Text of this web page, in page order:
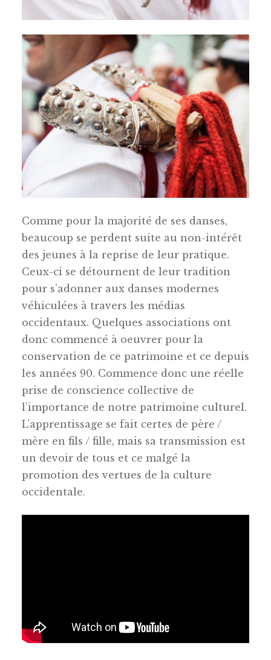
Comme pour la majorité de ses danses,
beaucoup se perdent suite au non-intérêt
des jeunes à la reprise de leur pratique.
Ceux-ci se détournent de leur tradition
pour s’adonner aux danses modernes
véhiculées à travers les médias
occidentaux. Quelques associations ont
donc commencé à oeuvrer pour la
conservation de ce patrimoine et ce depuis
les années 90. Commence donc une réelle
prise de conscience collective de
l’importance de notre patrimoine culturel.
L’apprentissage se fait certes de père /
mère en fils / fille, mais sa transmission est
un devoir de tous et ce malgé la
promotion des vertues de la culture
occidentale.